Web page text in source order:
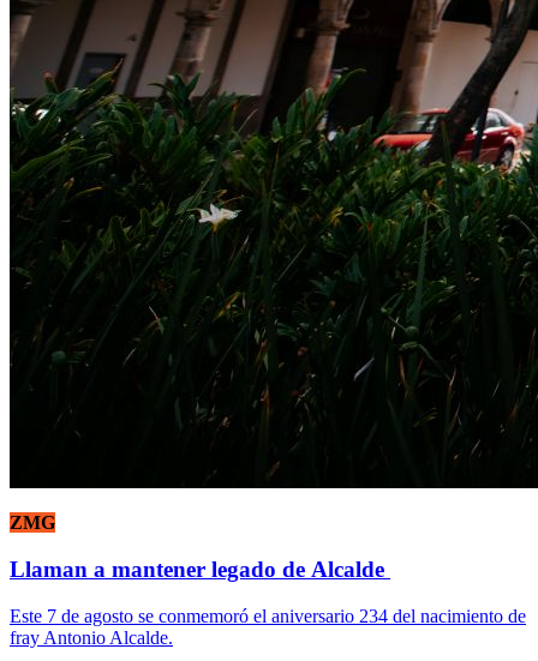
ZMG
Llaman a mantener legado de Alcalde
Este 7 de agosto se conmemoró el aniversario 234 del nacimiento de
fray Antonio Alcalde.